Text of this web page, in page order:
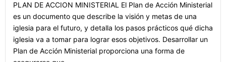
PLAN DE ACCION MINISTERIAL El Plan de Acción Ministerial
es un documento que describe la visión y metas de una
iglesia para el futuro, y detalla los pasos prácticos qué dicha
iglesia va a tomar para lograr esos objetivos. Desarrollar un
Plan de Acción Ministerial proporciona una forma de